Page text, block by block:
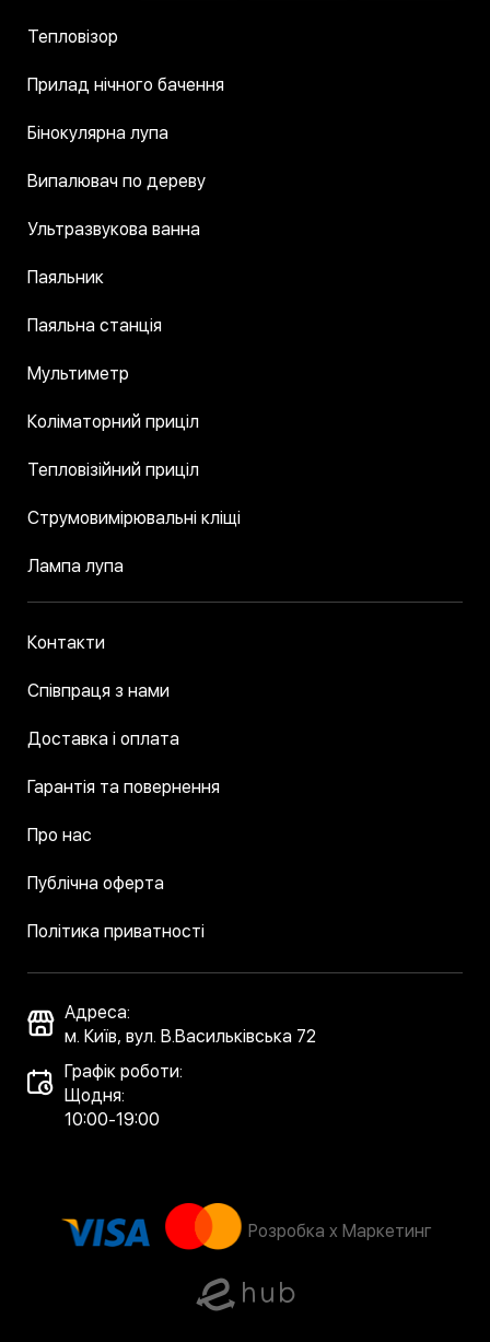
Тепловізор
Прилад нічного бачення
Бінокулярна лупа
Випалювач по дереву
Ультразвукова ванна
Паяльник
Паяльна станція
Мультиметр
Коліматорний приціл
Тепловізійний приціл
Струмовимірювальні кліщі
Лампа лупа
Контакти
Співпраця з нами
Доставка і оплата
Гарантія та повернення
Про нас
Публічна оферта
Політика приватності
Адреса:
м. Київ, вул. В.Васильківська 72
Графік роботи:
Щодня:
10:00-19:00
Розробка x Маркетинг